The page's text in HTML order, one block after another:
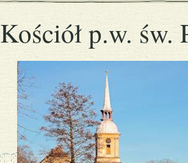
Kościół p.w. św.